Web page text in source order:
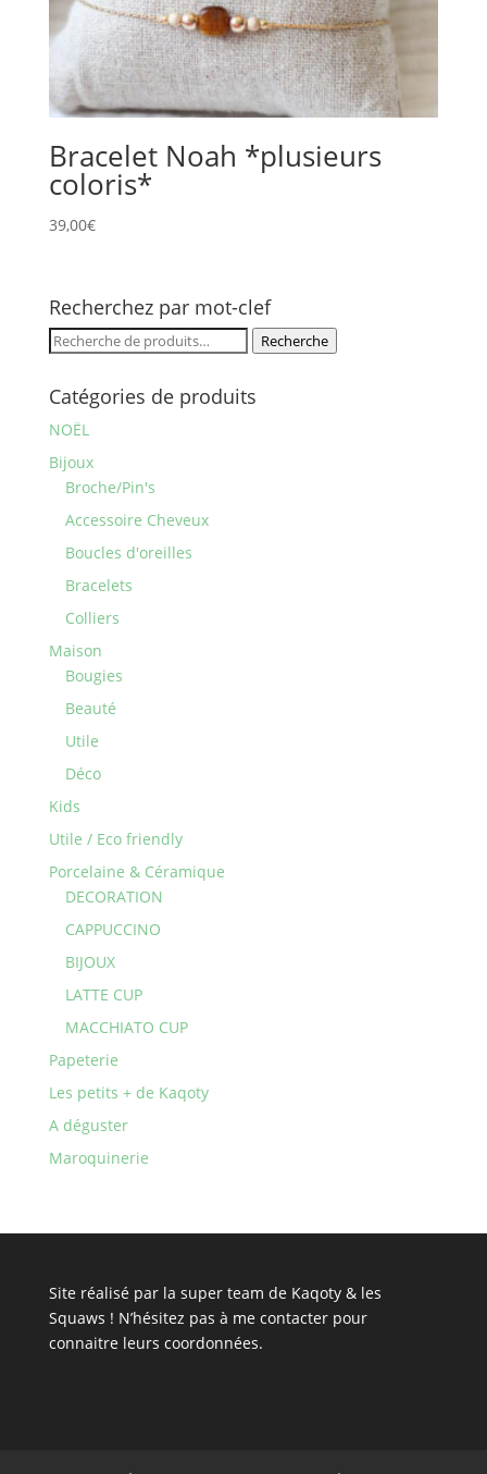
Bracelet Noah *plusieurs
coloris*
39,00€
Recherchez par mot-clef
Recherche
Recherche
Catégories de produits
NOËL
Bijoux
Broche/Pin's
Accessoire Cheveux
Boucles d'oreilles
Bracelets
Colliers
Maison
Bougies
Beauté
Utile
Déco
Kids
Utile / Eco friendly
Porcelaine & Céramique
DECORATION
CAPPUCCINO
BIJOUX
LATTE CUP
MACCHIATO CUP
Papeterie
Les petits + de Kaqoty
A déguster
Maroquinerie
Site réalisé par la super team de Kaqoty & les
Squaws ! N’hésitez pas à me contacterpour
connaitre leurs coordonnées.